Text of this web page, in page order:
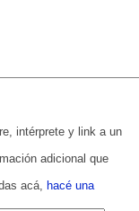
intérprete y link a un
adicional que
acá, hacé una